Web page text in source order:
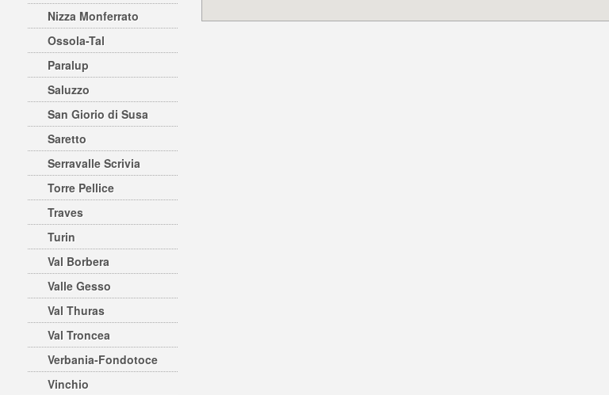
Nizza Monferrato
Ossola-Tal
Paralup
Saluzzo
San Giorio di Susa
Saretto
Serravalle Scrivia
Torre Pellice
Traves
Turin
Val Borbera
Valle Gesso
Val Thuras
Val Troncea
Verbania-Fondotoce
Vinchio